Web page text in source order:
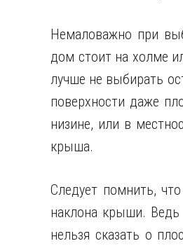
Немаловажно при
дом стоит на холме
лучше не выбирать
поверхности даже
низине, или в
крыша.
Следует помнить,
наклона крыши. Ведь
нельзя сказать о